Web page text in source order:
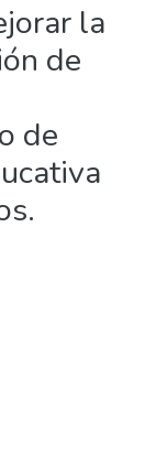
la
de
de